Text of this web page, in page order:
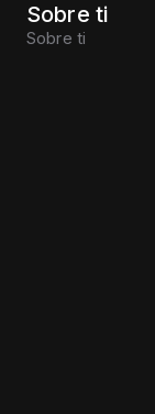
Sobre ti
Sobre ti